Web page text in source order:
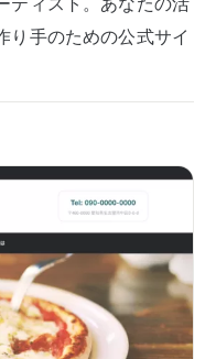
り手のための公式サイ